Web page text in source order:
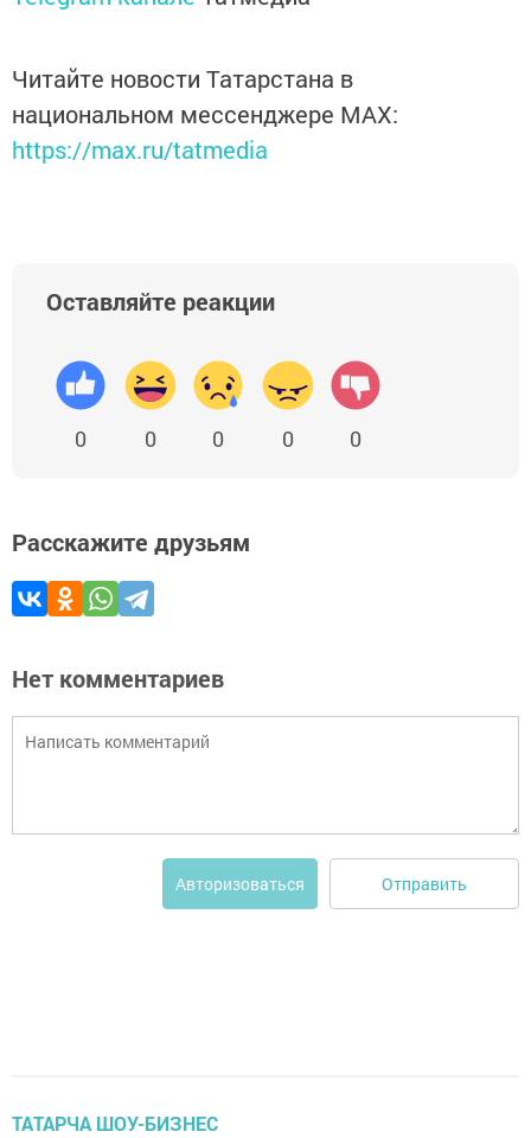
Читайте новости Татарстана в
национальном мессенджере MАХ:
https://max.ru/tatmedia
Оставляйте реакции
0 0 0 0 0
Расскажите друзьям
Нет комментариев
Авторизоваться Отправить
ТАТАРЧА ШОУ-БИЗНЕС